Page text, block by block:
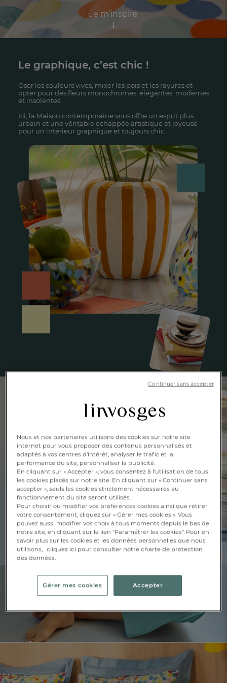
FR
Je m’inspire
Je m’inspire
Le graphique, c’est chic !
Oser les couleurs vives, mixer les pois et les rayures et
opter pour des fleurs monochromes, élégantes, modernes
et insolentes.
Ici, la Maison contemporaine vous offre un esprit plus
urbain et une véritable échappée artistique et joyeuse
pour un intérieur graphique et toujours chic.
Nous et nos partenaires utilisons des cookies sur notre site
internet pour vous proposer des contenus personnalisés et
adaptés à vos centres d’intérêt, analyser le trafic et la
performance du site, personnaliser la publicité.
En cliquant sur « Accepter », vous consentez à l'utilisation de tous
les cookies placés sur notre site. En cliquant sur « Continuer sans
accepter », seuls les cookies strictement nécessaires au
fonctionnement du site seront utilisés.
Pour choisir ou modifier vos préférences cookies ainsi que retirer
votre consentement, cliquez sur « Gérer mes cookies ». Vous
pouvez aussi modifier vos choix à tous moments depuis le bas de
notre site, en cliquant sur le lien "Paramétrer les cookies". Pour en
savoir plus sur les cookies et les données personnelles que nous
utilisons, cliquez ici pour consulter notre charte de protection
des données.
Gérer mes cookies Accepter
Continuer sans accepter